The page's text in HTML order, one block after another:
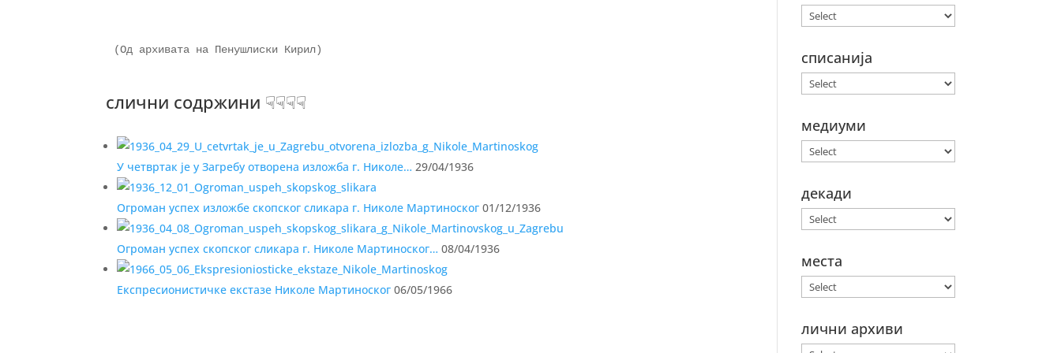
слични содржини ☟☟☟☟
У четвртак је у Загребу отворена изложба г. Николе… 29/04/1936
Огроман успех изложбе скопског сликара г. Николе Мартиноског 01/12/1936
Огроман успех скопског сликара г. Николе Мартиноског… 08/04/1936
Експресионистичке екстазе Николе Мартиноског 06/05/1966
списанија
медиуми
декади
места
лични архиви